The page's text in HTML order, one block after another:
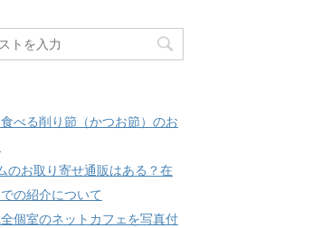
べる削り節（かつお節）のお
のお取り寄せ通販はある？在
の紹介について
個室のネットカフェを写真付